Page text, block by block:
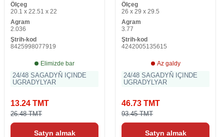
Ölçeg
20.1 x 22.51 x 22
Agram
2.036
Ştrih-kod
8425998077919
Elimizde bar
24/48 SAGADYŇ IÇINDE
UGRADYLYAR
13.24 TMT
26.48 TMT
Satyn almak
Ölçeg
26 x 29 x 29.5
Agram
3.77
Ştrih-kod
4242005135615
Az galdy
24/48 SAGADYŇ IÇINDE
UGRADYLYAR
46.73 TMT
93.45 TMT
Satyn almak